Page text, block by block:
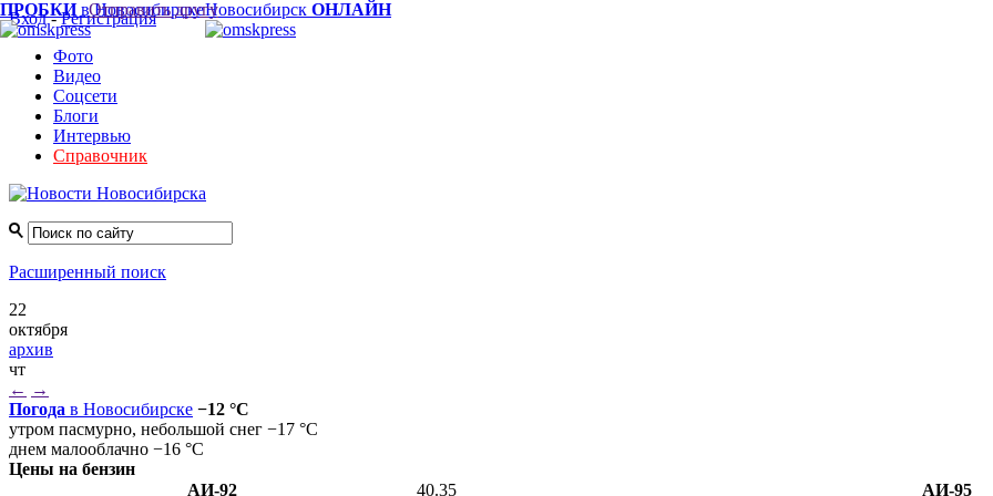
Вход-Регистрация
Фото
Видео
Соцсети
Блоги
Интервью
Справочник
Расширенный поиск
22
октября
архив
чт
← →
Погода в Новосибирске −12 °C
утром пасмурно, небольшой снег −17 °C
днем малооблачно −16 °C
Цены на бензин
АИ-92
40.35 АИ-95
ПРОБКИв НовосибирскеНовосибирск ОНЛАЙН
Отправить другу